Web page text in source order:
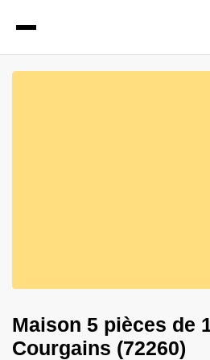
Maison 5 pièces de
Courgains (72260)